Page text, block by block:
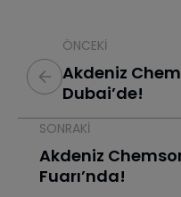
ÖNCEKI
Akdeniz
Dubai’de!
SONRAKI
Akdeniz
Fuarı’nda!